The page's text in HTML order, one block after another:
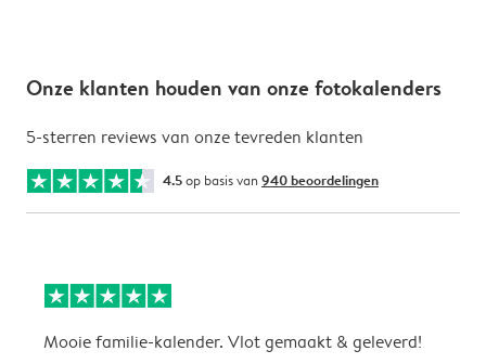
Onze klanten houden van onze fotokalenders
5-sterren reviews van onze tevreden klanten
4.5op basis van 940 beoordelingen
Mooie familie-kalender. Vlot gemaakt & geleverd!